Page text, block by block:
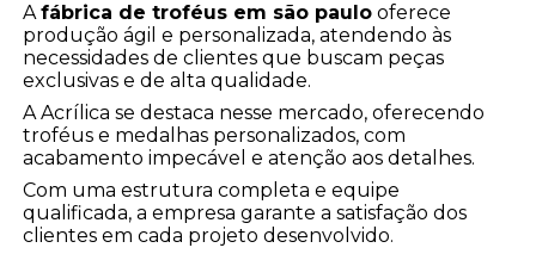
Afábrica de troféus em são paulo oferece
produção ágil e personalizada, atendendo às
necessidades de clientes que buscam peças
exclusivas e de alta qualidade.
A Acrílica se destaca nesse mercado, oferecendo
troféus e medalhas personalizados, com
acabamento impecável e atenção aos detalhes.
Com uma estrutura completa e equipe
qualificada, a empresa garante a satisfação dos
clientes em cada projeto desenvolvido.